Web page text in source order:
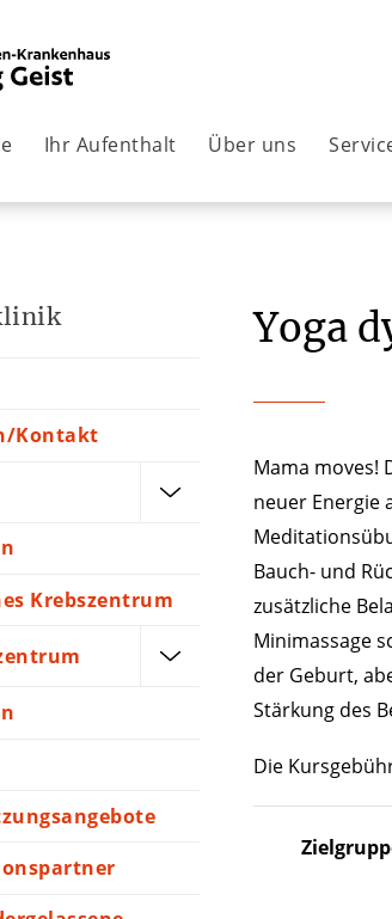
Ihr Aufenthalt Über uns
Kontakt
Krebszentrum
Yoga
Mama moves!
neuer Energie
Bauch- und
zusätzliche
Minimassage
der Geburt,
Stärkung des
Die